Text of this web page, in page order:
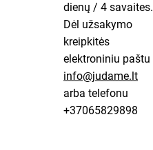
dienų / 4 savaites.
Dėl užsakymo
kreipkitės
elektroniniu paštu
info@judame.lt
arba telefonu
+37065829898